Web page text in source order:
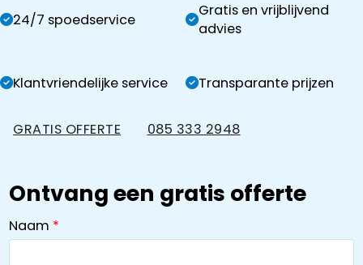
24/7 spoedservice
Gratis en vrijblijvend
advies
Klantvriendelijke service Transparante prijzen
GRATIS OFFERTE 085 333 2948
Ontvang een gratis offerte
Naam